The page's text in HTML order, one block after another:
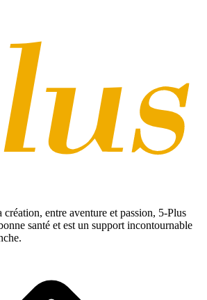
création, entre aventure et passion, 5-Plus
santé et est un support incontournable